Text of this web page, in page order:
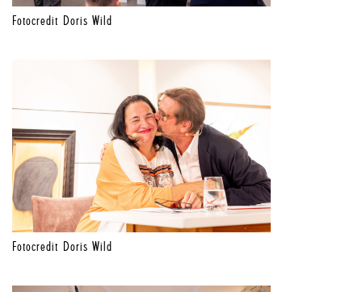
Fotocredit Doris Wild
Fotocredit Doris Wild